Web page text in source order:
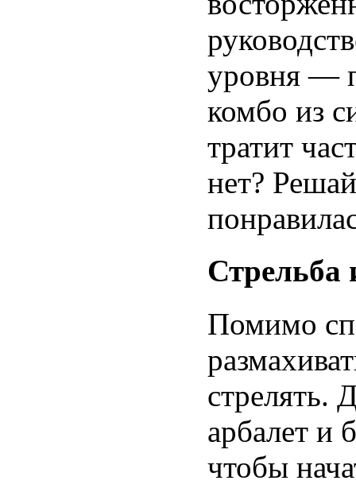
уровня —
комбо из
тратит
нет?
Стрельба
Помимо
стрелять.
арбалет и
чтобы